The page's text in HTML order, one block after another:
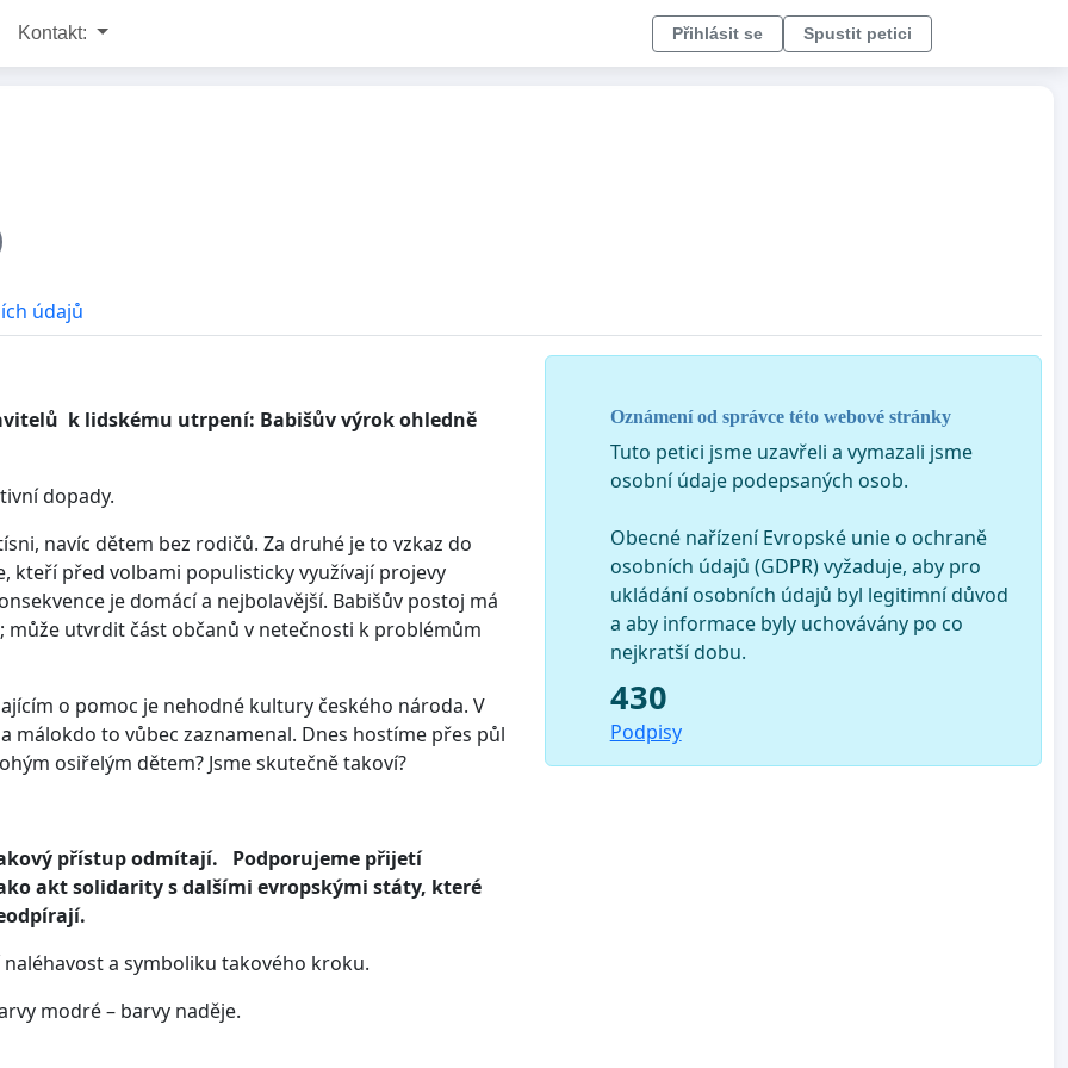
Kontakt: Přihlásit se Spustit petici
údajů
k lidskému utrpení: Babišův výrok ohledně
dopady.
navíc dětem bez rodičů. Za druhé je to vzkaz do
kteří před volbami populisticky využívají projevy
je domácí a nejbolavější. Babišův postoj má
utvrdit část občanů v netečnosti k problémům
o pomoc je nehodné kultury českého národa. V
málokdo to vůbec zaznamenal. Dnes hostíme přes půl
osiřelým dětem? Jsme skutečně takoví?
přístup odmítají.
Podporujeme přijetí
akt solidarity s dalšími evropskými státy, které
a symboliku takového kroku.
si stužku barvy modré – barvy naděje.
Oznámení od správce této webové stránky
Tuto petici jsme uzavřeli a vymazali jsme
osobní údaje podepsaných osob.
Obecné nařízení Evropské unie o ochraně
osobních údajů (GDPR) vyžaduje, aby pro
ukládání osobních údajů byl legitimní důvod
a aby informace byly uchovávány po co
nejkratší dobu.
430
Podpisy